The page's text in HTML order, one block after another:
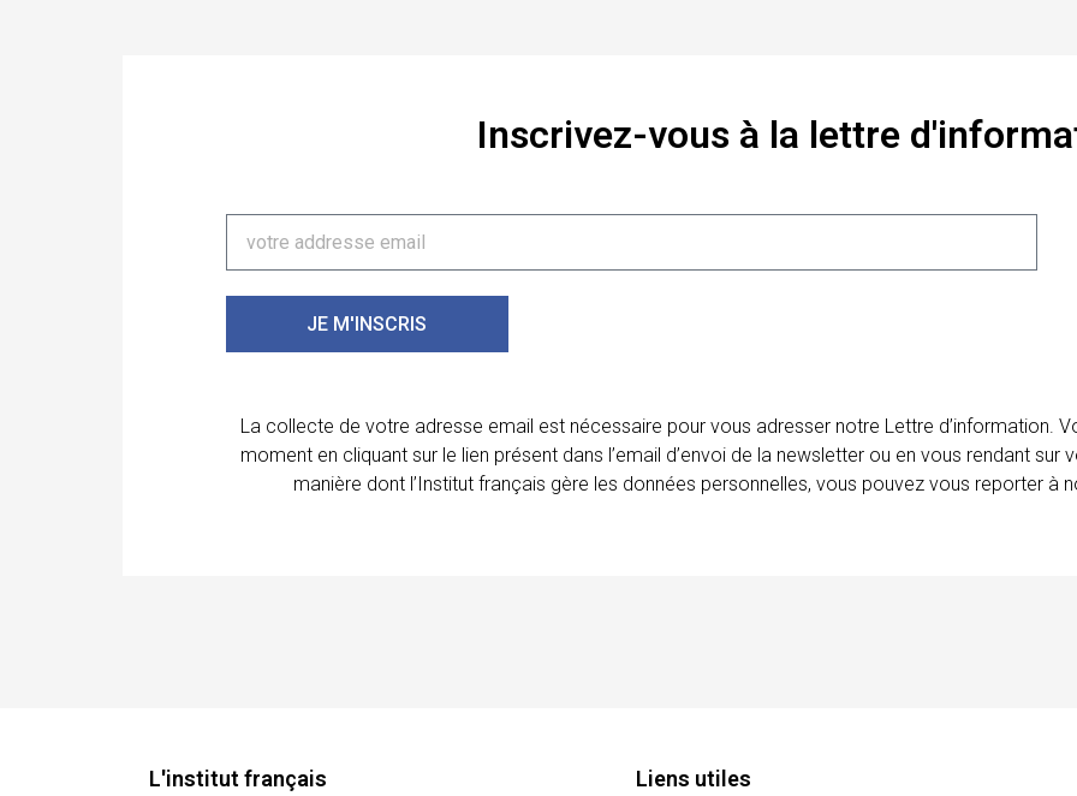
Inscrivez-vous à la lettre
JE M'INSCRIS
La collecte de votre adresse email est nécessaire pour vous adresser notre Lettre d’information.
moment en cliquant sur le lien présent dans l’email d’envoi de la newsletter ou en vous rendant
manière dont l’Institut français gère les données personnelles, vous pouvez vous reporter à
L'institut français Liens utiles